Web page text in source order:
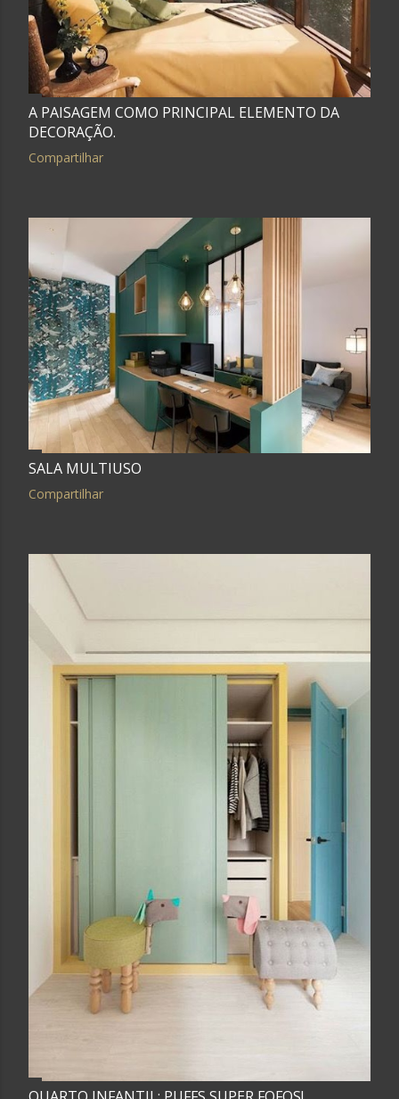
A PAISAGEM COMO PRINCIPAL ELEMENTO DA
DECORAÇÃO.
Compartilhar
SALA MULTIUSO
Compartilhar